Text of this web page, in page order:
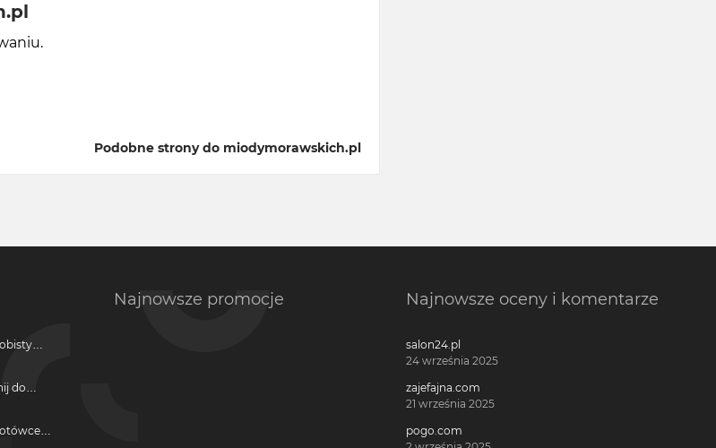
Podobne strony do miodymorawskich.pl
do
i
Najnowsze promocje Najnowsze oceny i komentarze
salon24.pl
24 września 2025
zajefajna.com
21 września 2025
pogo.com